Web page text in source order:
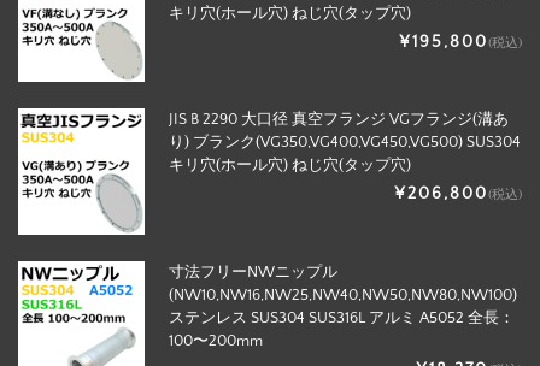
キリ穴(ホール穴) ねじ穴(タップ穴)
¥195,800(税込)
JIS B 2290 大口径 真空フランジ VGフランジ(溝あ
り) ブランク(VG350,VG400,VG450,VG500) SUS304
キリ穴(ホール穴) ねじ穴(タップ穴)
¥206,800(税込)
寸法フリーNWニップル
(NW10,NW16,NW25,NW40,NW50,NW80,NW100)
ステンレス SUS304 SUS316L アルミ A5052 全長：
100〜200mm